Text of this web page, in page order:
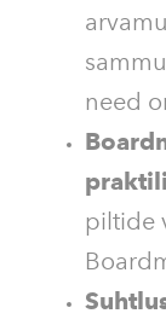
need
piltide